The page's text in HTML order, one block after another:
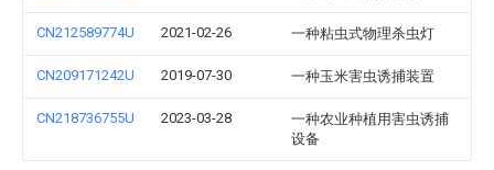
CN212589774U 2021-02-26 一种粘虫式物理杀虫灯
CN209171242U 2019-07-30 一种玉米害虫诱捕装置
CN218736755U 2023-03-28
一种农业种植用害虫诱捕
设备